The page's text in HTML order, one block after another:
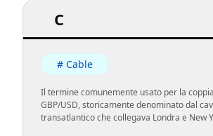
C
# Cable
Il termine comunemente usato per la
GBP/USD, storicamente denominato dal
transatlantico che collegava Londra e New